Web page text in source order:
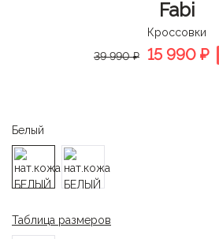
Fabi
Кроссовки
39 990 ₽
15 990 ₽
Белый
Таблица размеров